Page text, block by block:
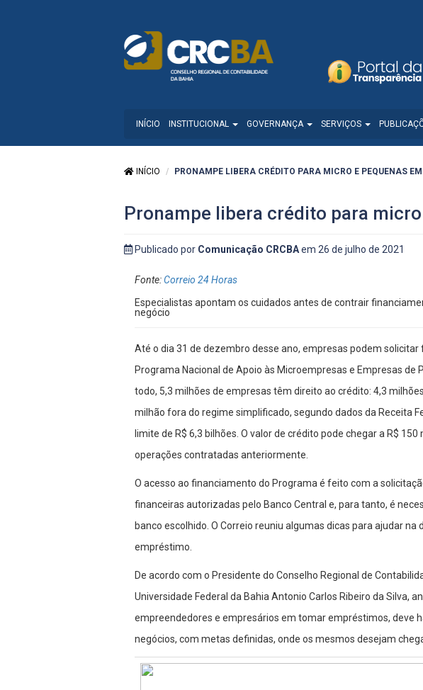
INÍCIO INSTITUCIONAL GOVERNANÇA SERVIÇOS
INÍCIO PRONAMPE LIBERA CRÉDITO PARA MICRO E PEQUENAS
Pronampe libera crédito para
Publicado por Comunicação CRCBAem 26 de julho de 2021
Fonte:Correio 24 Horas
Especialistas apontam os cuidados antes de contrair
negócio
Até o dia 31 de dezembro desse ano, empresas podem
Programa Nacional de Apoio às Microempresas e Empresas de
todo, 5,3 milhões de empresas têm direito ao crédito: 4,3
milhão fora do regime simplificado, segundo dados da Receita
limite de R$ 6,3 bilhões. O valor de crédito pode chegar a R$
operações contratadas anteriormente.
O acesso ao financiamento do Programa é feito com a
financeiras autorizadas pelo Banco Central e, para tanto, é
banco escolhido. O Correio reuniu algumas dicas para ajudar na
empréstimo.
De acordo com o Presidente do Conselho Regional de
Universidade Federal da Bahia Antonio Carlos Ribeiro da Silva,
empreendedores e empresários em tomar empréstimos, deve
negócios, com metas definidas, onde os mesmos desejam